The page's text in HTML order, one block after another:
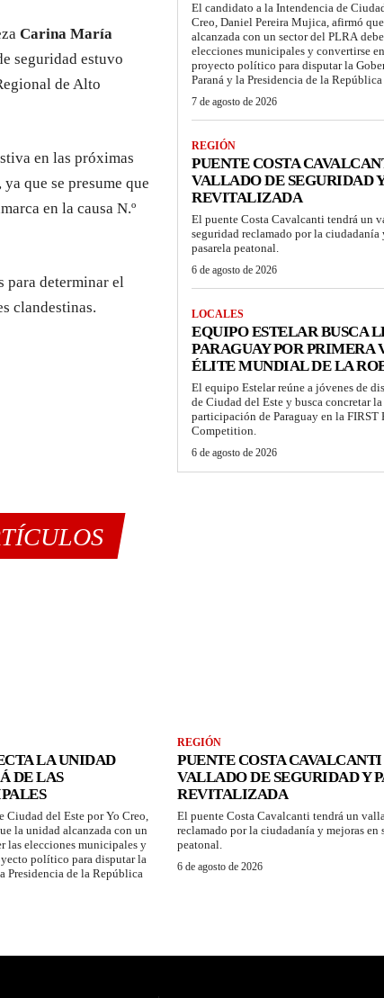
Carina María
seguridad estuvo
de Alto
en las próximas
que se presume que
en la causa N.º
para determinar el
clandestinas.
El candidato a la Intendencia de
Creo, Daniel Pereira Mujica, afirmó
alcanzada con un sector del PLRA
elecciones municipales y convertirse
proyecto político para disputar la
Paraná y la Presidencia de la
7 de agosto de 2026
REGIÓN
PUENTE COSTA
VALLADO DE SEGURIDAD
REVITALIZADA
El puente Costa Cavalcanti tendrá un
seguridad reclamado por la ciudadanía
pasarela peatonal.
6 de agosto de 2026
LOCALES
EQUIPO ESTELAR BUSCA
PARAGUAY POR PRIMERA
ÉLITE MUNDIAL DE LA
El equipo Estelar reúne a jóvenes de
de Ciudad del Este y busca concretar
participación de Paraguay en la FIRST
Competition.
6 de agosto de 2026
LA UNIDAD
DE LAS
del Este por Yo Creo,
la unidad alcanzada con un
las elecciones municipales y
político para disputar la
Presidencia de la República
REGIÓN
PUENTE COSTA
VALLADO DE SEGURIDAD Y
REVITALIZADA
El puente Costa Cavalcanti tendrá un
reclamado por la ciudadanía y mejoras en
peatonal.
6 de agosto de 2026